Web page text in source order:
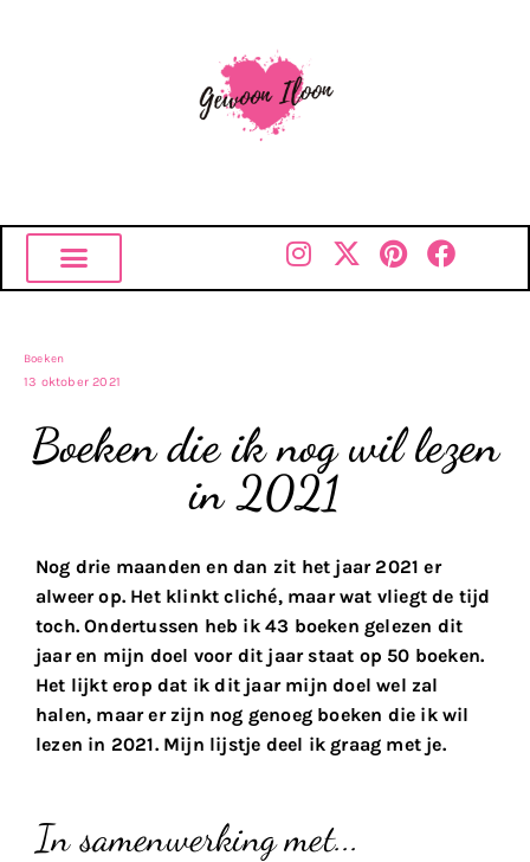
Boeken
13 oktober 2021
Boeken die ik nog wil lezen
in 2021
Nog drie maanden en dan zit het jaar 2021 er
alweer op. Het klinkt cliché, maar wat vliegt de tijd
toch. Ondertussen heb ik 43 boeken gelezen dit
jaar en mijn doel voor dit jaar staat op 50 boeken.
Het lijkt erop dat ik dit jaar mijn doel wel zal
halen, maar er zijn nog genoeg boeken die ik wil
lezen in 2021. Mijn lijstje deel ik graag met je.
In samenwerking met...